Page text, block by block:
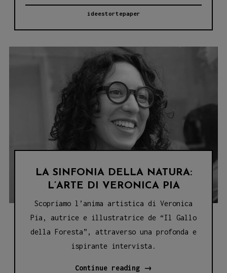
ideestortepaper
LA SINFONIA DELLA NATURA:
L’ARTE DI VERONICA PIA
Scopriamo l’anima artistica di Veronica
Pia, autrice e illustratrice de “Il Gallo
della Foresta”, attraverso una profonda e
ispirante intervista.
Continue reading LA
→